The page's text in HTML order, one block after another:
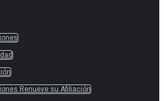
Renueve su Afiliación